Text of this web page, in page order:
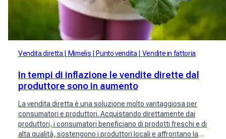
Vendita diretta Mimelis Punto vendita Vendite in fattoria
In tempi di inflazione le vendite dirette dal
produttore sono in aumento
La vendita diretta è una soluzione molto vantaggiosa per
consumatori e produttori. Acquistando direttamente dai
produttori, i consumatori beneficiano di prodotti freschi e di
alta qualità, sostengono i produttori locali e affrontano la